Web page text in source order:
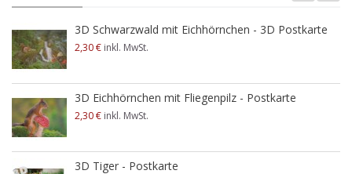
3D Schwarzwald mit Eichhörnchen - 3D Postkarte
2,30 € inkl. MwSt.
3D Eichhörnchen mit Fliegenpilz - Postkarte
2,30 € inkl. MwSt.
3D Tiger - Postkarte